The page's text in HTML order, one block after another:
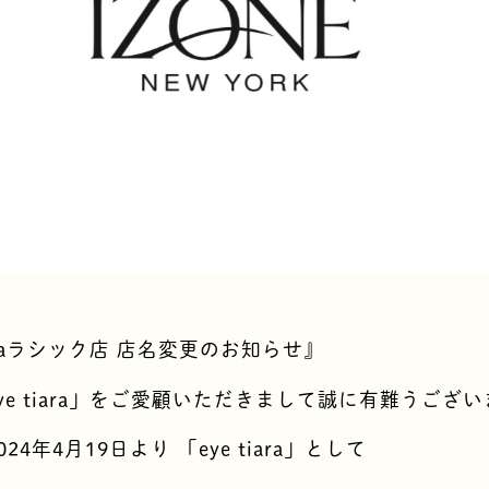
シック店 店名変更のお知らせ』
tiara」をご愛顧いただきまして誠に有難うござい
年4月19日より 「eye tiara」として